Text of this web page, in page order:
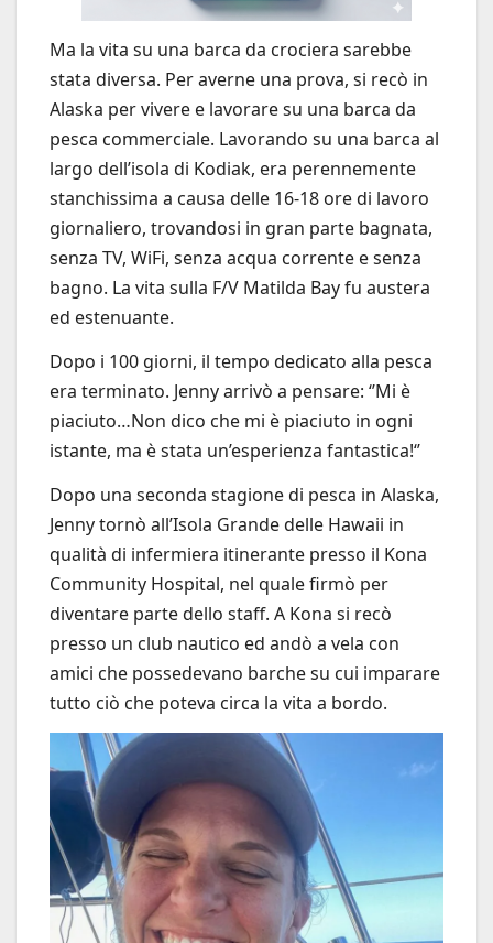
Ma la vita su una barca da crociera sarebbe
stata diversa. Per averne una prova, si recò in
Alaska per vivere e lavorare su una barca da
pesca commerciale. Lavorando su una barca al
largo dell’isola di Kodiak, era perennemente
stanchissima a causa delle 16-18 ore di lavoro
giornaliero, trovandosi in gran parte bagnata,
senza TV, WiFi, senza acqua corrente e senza
bagno. La vita sulla F/V Matilda Bay fu austera
ed estenuante.
Dopo i 100 giorni, il tempo dedicato alla pesca
era terminato. Jenny arrivò a pensare: ‘’Mi è
piaciuto…Non dico che mi è piaciuto in ogni
istante, ma è stata un’esperienza fantastica!‘’
Dopo una seconda stagione di pesca in Alaska,
Jenny tornò all’Isola Grande delle Hawaii in
qualità di infermiera itinerante presso il Kona
Community Hospital, nel quale firmò per
diventare parte dello staff. A Kona si recò
presso un club nautico ed andò a vela con
amici che possedevano barche su cui imparare
tutto ciò che poteva circa la vita a bordo.